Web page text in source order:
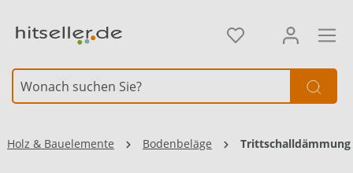
Holz & Bauelemente Bodenbeläge Trittschalldämmung